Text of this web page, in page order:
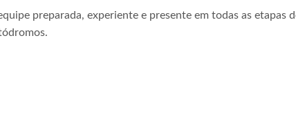
preparada, experiente e presente em todas as etapas